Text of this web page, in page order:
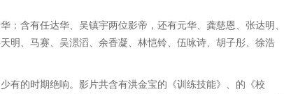
含有任达华、吴镇宇两位影帝，还有元华、龚慈恩、张达明、
明、马赛、吴澋滔、余香凝、林恺铃、伍咏诗、胡子彤、徐浩
有的时期绝响。影片共含有洪金宝的《训练技能》、的《校